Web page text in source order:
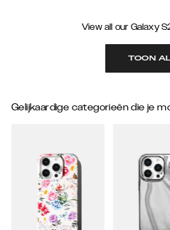
View all our Galaxy
TOON
Gelijkaardige categorieën die je